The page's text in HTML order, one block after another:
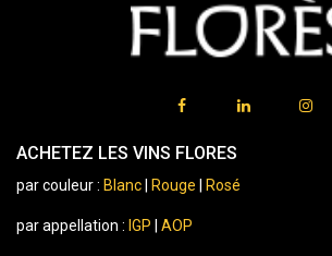
ACHETEZ LES VINS FLORES
par couleur : Blanc Rouge Rosé
par appellation : IGP AOP